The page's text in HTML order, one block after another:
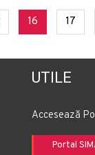
(current)
16 (current)
17
UTILE
Accesează
Portal